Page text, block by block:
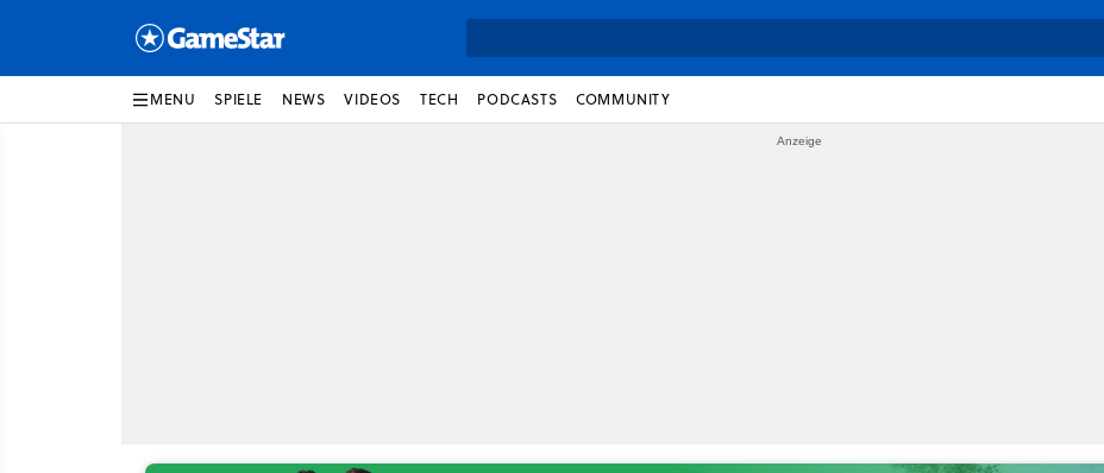
MENU SPIELE NEWS VIDEOS TECH PODCASTS COMMUNITY